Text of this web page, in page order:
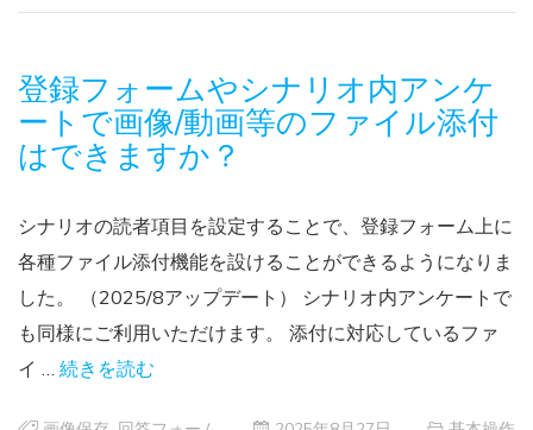
登録フォームやシナリオ内アンケ
ートで画像/動画等のファイル添付
はできますか？
シナリオの読者項目を設定することで、登録フォーム上に
各種ファイル添付機能を設けることができるようになりま
した。 （2025/8アップデート） シナリオ内アンケートで
も同様にご利用いただけます。 添付に対応しているファ
イ … 続きを読む